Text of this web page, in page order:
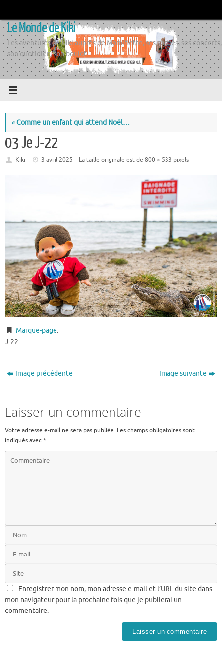
contenu
Le Monde de Kiki
Les aventures de Kiki auprès de Momiflette, ses sorties, ses concerts,
son quotidien, son boulot
«Comme un enfant qui attend Noël…
03 Je J-22
Kiki 3 avril 2025 La taille originale est de800 × 533 pixels
Marque-page.
J-22
Image précédente Image suivante
Laisser un commentaire
Votre adresse e-mail ne sera pas publiée. Les champs obligatoires sont
indiqués avec*
Enregistrer mon nom, mon adresse e-mail et l’URL du site dans
mon navigateur pour la prochaine fois que je publierai un
commentaire.